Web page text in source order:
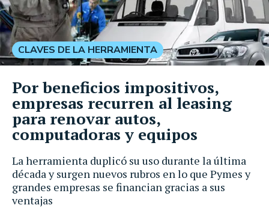
La herramienta duplicó su uso durante la última
década y surgen nuevos rubros en lo que Pymes y
grandes empresas se financian gracias a sus
ventajas
CLAVES DE LA HERRAMIENTA
Por beneficios impositivos,
empresas recurren al leasing
para renovar autos,
computadoras y equipos